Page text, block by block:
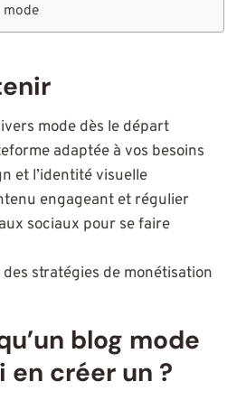
mode dès le départ
adaptée à vos besoins
et l’identité visuelle
engageant et régulier
sociaux pour se faire
stratégies de monétisation
blog mode
créer un ?